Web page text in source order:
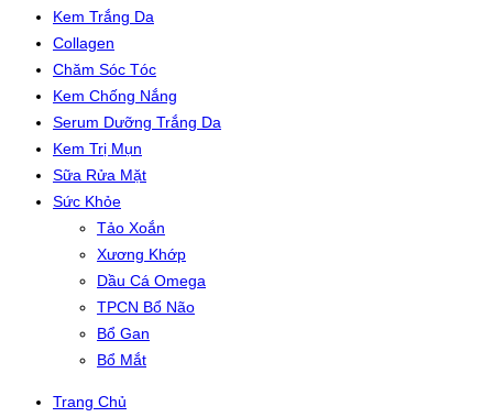
Kem Trắng Da
Collagen
Chăm Sóc Tóc
Kem Chống Nắng
Serum Dưỡng Trắng Da
Kem Trị Mụn
Sữa Rửa Mặt
Sức Khỏe
Tảo Xoắn
Xương Khớp
Dầu Cá Omega
TPCN Bổ Não
Bổ Gan
Bổ Mắt
Trang Chủ